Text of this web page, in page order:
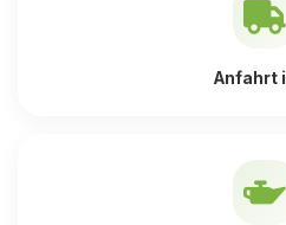
Anfahrt